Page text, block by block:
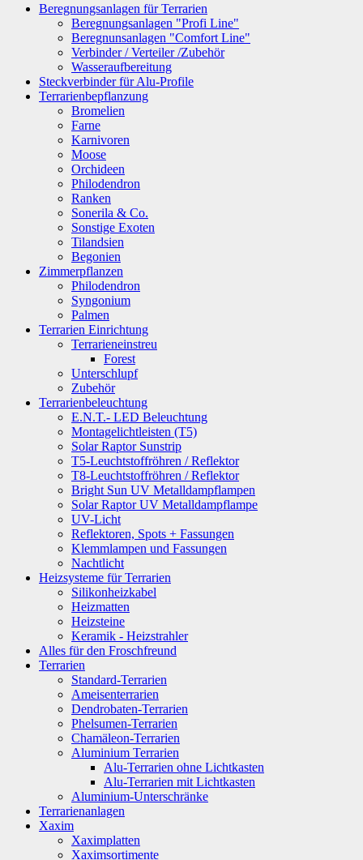
Beregnungsanlagen für Terrarien
Beregnungsanlagen "Profi Line"
Beregnunsanlagen "Comfort Line"
Verbinder / Verteiler /Zubehör
Wasseraufbereitung
Steckverbinder für Alu-Profile
Terrarienbepflanzung
Bromelien
Farne
Karnivoren
Moose
Orchideen
Philodendron
Ranken
Sonerila & Co.
Sonstige Exoten
Tilandsien
Begonien
Zimmerpflanzen
Philodendron
Syngonium
Palmen
Terrarien Einrichtung
Terrarieneinstreu
Forest
Unterschlupf
Zubehör
Terrarienbeleuchtung
E.N.T.- LED Beleuchtung
Montagelichtleisten (T5)
Solar Raptor Sunstrip
T5-Leuchtstoffröhren / Reflektor
T8-Leuchtstoffröhren / Reflektor
Bright Sun UV Metalldampflampen
Solar Raptor UV Metalldampflampe
UV-Licht
Reflektoren, Spots + Fassungen
Klemmlampen und Fassungen
Nachtlicht
Heizsysteme für Terrarien
Silikonheizkabel
Heizmatten
Heizsteine
Keramik - Heizstrahler
Alles für den Froschfreund
Terrarien
Standard-Terrarien
Ameisenterrarien
Dendrobaten-Terrarien
Phelsumen-Terrarien
Chamäleon-Terrarien
Aluminium Terrarien
Alu-Terrarien ohne Lichtkasten
Alu-Terrarien mit Lichtkasten
Aluminium-Unterschränke
Terrarienanlagen
Xaxim
Xaximplatten
Xaximsortimente